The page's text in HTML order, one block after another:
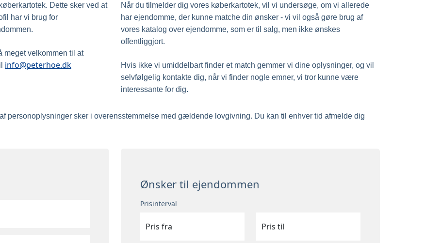
Dette sker ved at
har vi brug for
meget velkommen til at
info@peterhoe.dk
Når du tilmelder dig vores køberkartotek, vil vi undersøge, om vi allerede
har ejendomme, der kunne matche din ønsker - vi vil også gøre brug af
vores katalog over ejendomme, som er til salg, men ikke ønskes
offentliggjort.
Hvis ikke vi umiddelbart finder et match gemmer vi dine oplysninger, og vil
selvfølgelig kontakte dig, når vi finder nogle emner, vi tror kunne være
interessante for dig.
personoplysninger sker i overensstemmelse med gældende lovgivning. Du kan til enhver tid afmelde dig
Ønsker til ejendommen
Prisinterval
Pris fra Pris til